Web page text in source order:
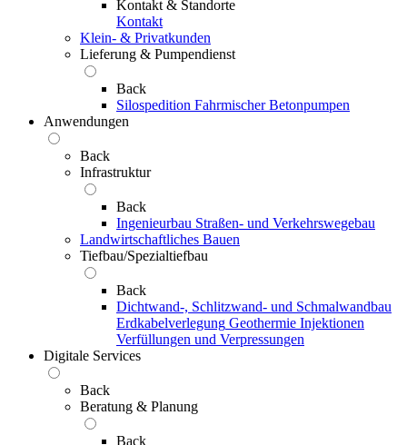
Kontakt & Standorte
Kontakt
Klein- & Privatkunden
Lieferung & Pumpendienst
Back
Silospedition Fahrmischer Betonpumpen
Anwendungen
Back
Infrastruktur
Back
Ingenieurbau Straßen- und Verkehrswegebau
Landwirtschaftliches Bauen
Tiefbau/Spezialtiefbau
Back
Dichtwand-, Schlitzwand- und Schmalwandbau
Erdkabelverlegung Geothermie Injektionen
Verfüllungen und Verpressungen
Digitale Services
Back
Beratung & Planung
Back